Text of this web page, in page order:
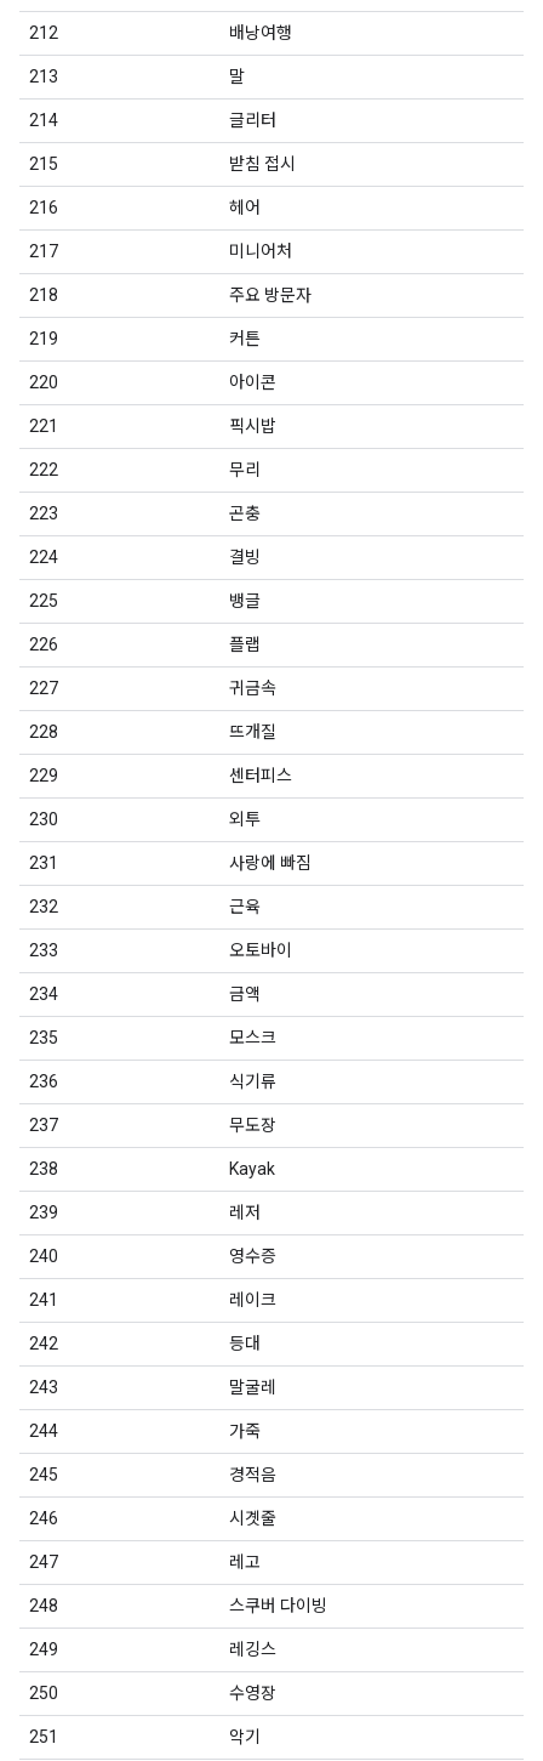
212 배낭여행
213 말
214 글리터
215 받침 접시
216 헤어
217 미니어처
218 주요 방문자
219 커튼
220 아이콘
221 픽시밥
222 무리
223 곤충
224 결빙
225 뱅글
226 플랩
227 귀금속
228 뜨개질
229 센터피스
230 외투
231 사랑에 빠짐
232 근육
233 오토바이
234 금액
235 모스크
236 식기류
237 무도장
238 Kayak
239 레저
240 영수증
241 레이크
242 등대
243 말굴레
244 가죽
245 경적음
246 시곗줄
247 레고
248 스쿠버 다이빙
249 레깅스
250 수영장
251 악기